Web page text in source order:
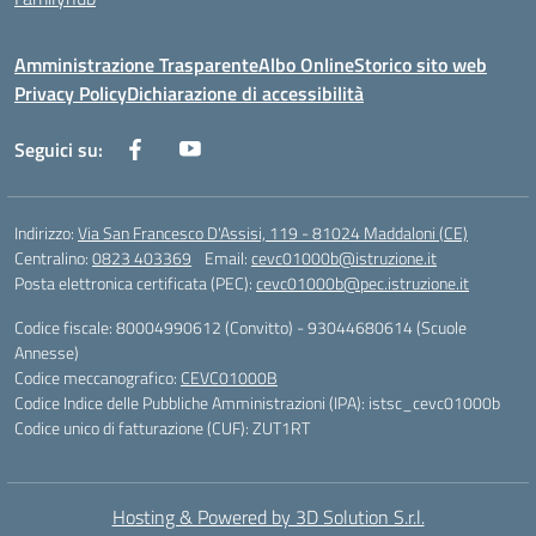
Amministrazione TrasparenteAlbo OnlineStorico sito web
Privacy PolicyDichiarazione di accessibilità
Seguici su:
Indirizzo:Via San Francesco D'Assisi, 119 - 81024 Maddaloni (CE)
Centralino:0823 403369 Email:cevc01000b@istruzione.it
Posta elettronica certificata (PEC):cevc01000b@pec.istruzione.it
Codice fiscale: 80004990612 (Convitto) - 93044680614 (Scuole
Annesse)
Codice meccanografico: CEVC01000B
Codice Indice delle Pubbliche Amministrazioni (IPA): istsc_cevc01000b
Codice unico di fatturazione (CUF): ZUT1RT
Hosting & Powered by 3D Solution S.r.l.